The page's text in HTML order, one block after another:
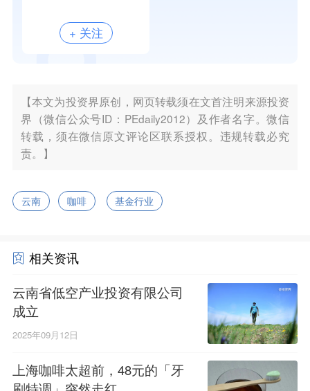
+ 关注
【本文为投资界原创，网页转载须在文首注明来源投资
界（微信公众号ID：PEdaily2012）及作者名字。微信
转载，须在微信原文评论区联系授权。违规转载必究
责。】
云南 咖啡 基金行业
相关资讯
云南省低空产业投资有限公司
成立
2025年09月12日
上海咖啡太超前，48元的「牙